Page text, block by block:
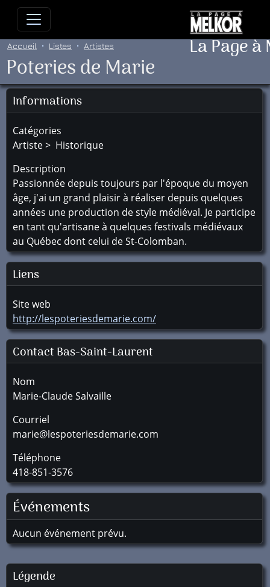
Allez directement au contenu
La Page
Accueil Listes Artistes
Poteries de Marie
Informations
Catégories
Artiste > Historique
Description
Passionnée depuis toujours par l'époque du moyen
âge, j'ai un grand plaisir à réaliser depuis quelques
années une production de style médiéval. Je participe
en tant qu'artisane à quelques festivals médiévaux
au Québec dont celui de St-Colomban.
Liens
Site web
http://lespoteriesdemarie.com/
Contact Bas-Saint-Laurent
Nom
Marie-Claude Salvaille
Courriel
marie@lespoteriesdemarie.com
Téléphone
418-851-3576
Événements
Aucun événement prévu.
Légende